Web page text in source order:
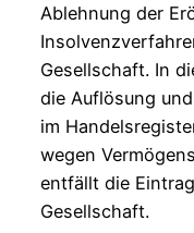
Ablehnung der
Gesellschaft. In
die Auflösung
im
wegen
entfällt die
Gesellschaft.